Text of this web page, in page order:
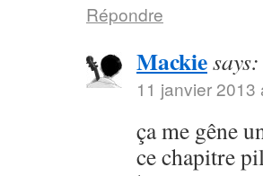
Répondre
Mackiesays:
11 janvier 2013
ça me gêne
ce chapitre